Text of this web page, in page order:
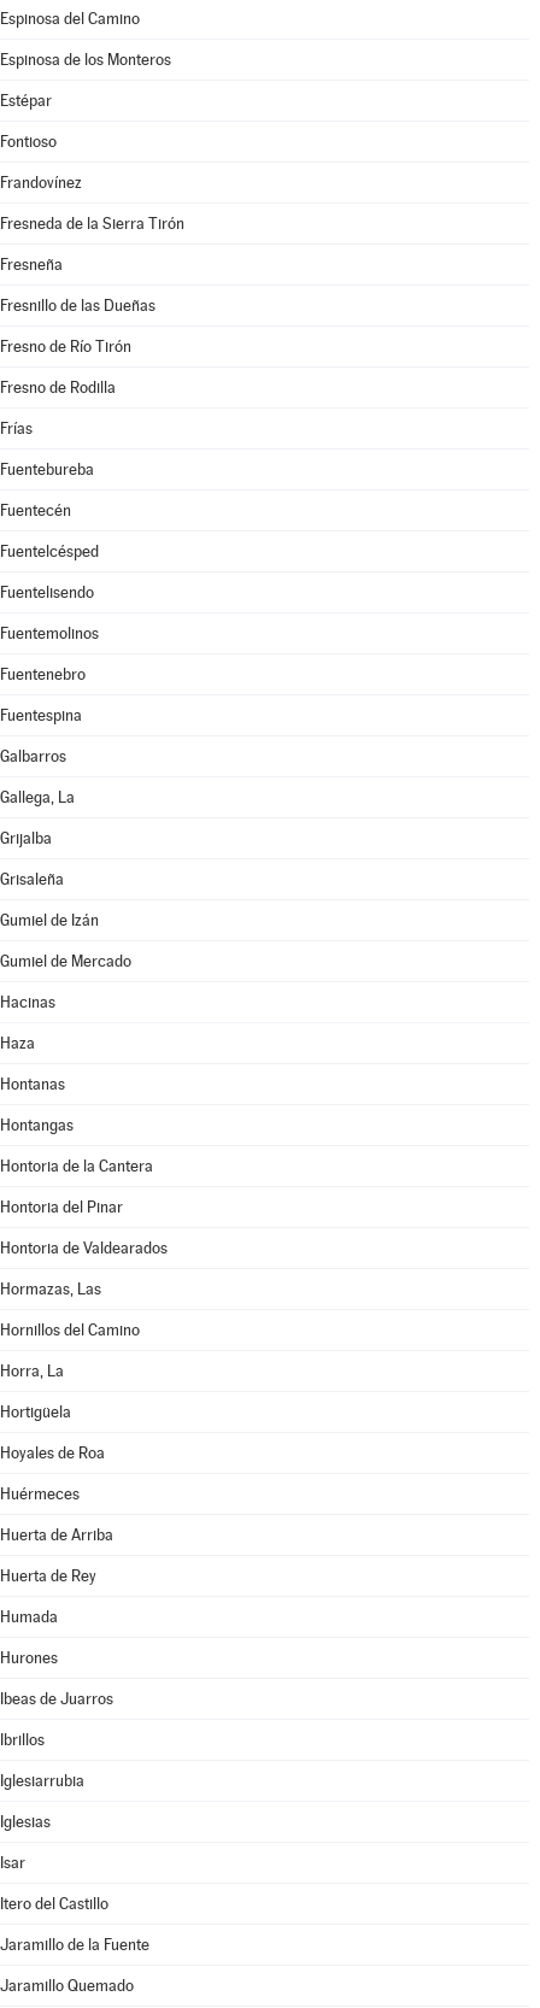
Espinosa del Camino
Espinosa de los Monteros
Estépar
Fontioso
Frandovínez
Fresneda de la Sierra Tirón
Fresneña
Fresnillo de las Dueñas
Fresno de Río Tirón
Fresno de Rodilla
Frías
Fuentebureba
Fuentecén
Fuentelcésped
Fuentelisendo
Fuentemolinos
Fuentenebro
Fuentespina
Galbarros
Gallega, La
Grijalba
Grisaleña
Gumiel de Izán
Gumiel de Mercado
Hacinas
Haza
Hontanas
Hontangas
Hontoria de la Cantera
Hontoria del Pinar
Hontoria de Valdearados
Hormazas, Las
Hornillos del Camino
Horra, La
Hortigüela
Hoyales de Roa
Huérmeces
Huerta de Arriba
Huerta de Rey
Humada
Hurones
Ibeas de Juarros
Ibrillos
Iglesiarrubia
Iglesias
Isar
Itero del Castillo
Jaramillo de la Fuente
Jaramillo Quemado